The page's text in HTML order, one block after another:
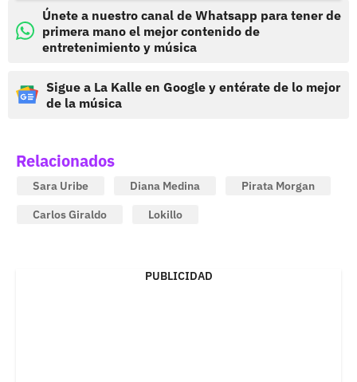
Únete a nuestro canal de Whatsapp para tener de
primera mano el mejor contenido de
entretenimiento y música
Sigue a La Kalle en Google y entérate de lo mejor
de la música
Relacionados
Sara Uribe Diana Medina
Pirata Morgan
Carlos Giraldo
Lokillo
PUBLICIDAD